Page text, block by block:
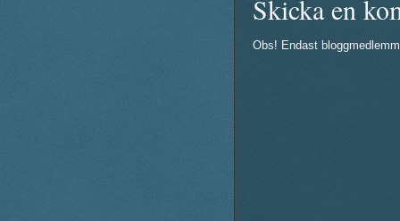
Skicka en
Obs! Endast